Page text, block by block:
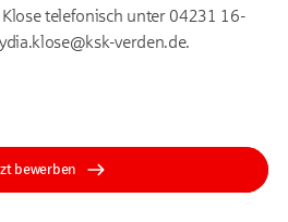
telefonisch unter 04231 16-
verden.de.
bewerben